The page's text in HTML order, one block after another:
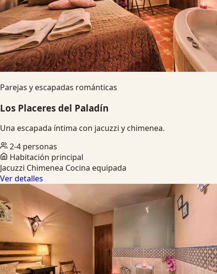
Parejas y escapadas románticas
Los Placeres del Paladín
Una escapada íntima con jacuzzi y chimenea.
2-4 personas
Habitación principal
Jacuzzi Chimenea Cocina equipada
Ver detalles